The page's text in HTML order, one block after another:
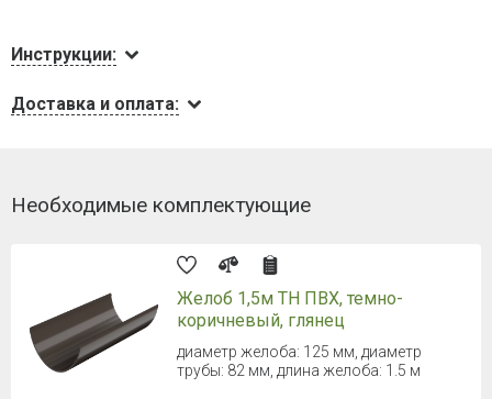
Инструкции:
Доставка и оплата:
Необходимые комплектующие
Желоб 1,5м ТН ПВХ, темно-
коричневый, глянец
диаметр желоба: 125 мм, диаметр
трубы: 82 мм, длина желоба: 1.5 м